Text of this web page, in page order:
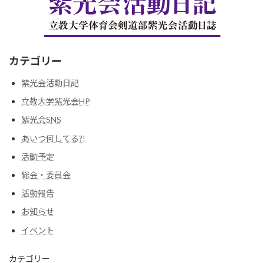
カテゴリー
紫光会活動日記
立教大学紫光会HP
紫光会SNS
あいつ何してる?!
活動予定
総会・委員会
活動報告
お知らせ
イベント
カテゴリー